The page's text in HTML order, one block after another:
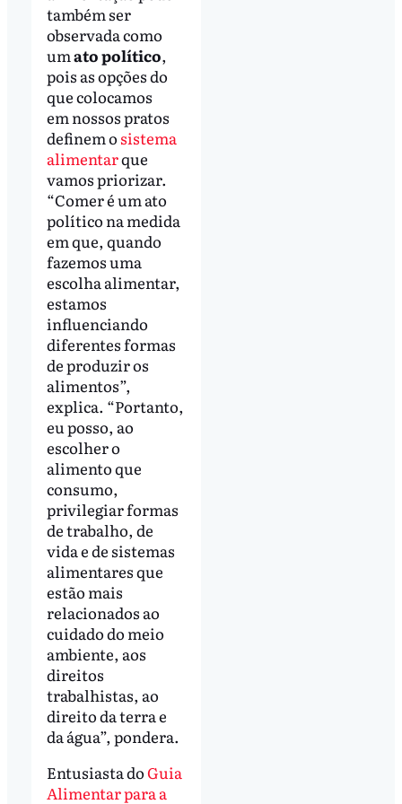
também ser
observada como
umato político,
pois as opções do
que colocamos
em nossos pratos
definem o sistema
alimentarque
vamos priorizar.
“Comer é um ato
político na medida
em que, quando
fazemos uma
escolha alimentar,
estamos
influenciando
diferentes formas
de produzir os
alimentos”,
explica. “Portanto,
eu posso, ao
escolher o
alimento que
consumo,
privilegiar formas
de trabalho, de
vida e de sistemas
alimentares que
estão mais
relacionados ao
cuidado do meio
ambiente, aos
direitos
trabalhistas, ao
direito da terra e
da água”, pondera.
Entusiasta doGuia
Alimentar para a